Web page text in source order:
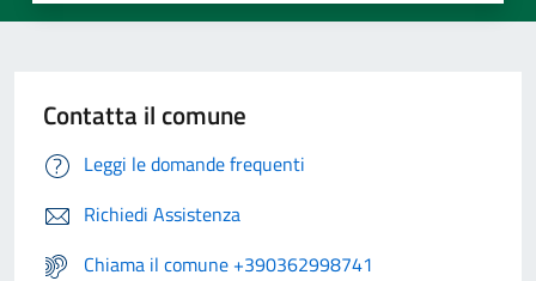
Contatta il comune
Leggi le domande frequenti
Richiedi Assistenza
Chiama il comune +390362998741